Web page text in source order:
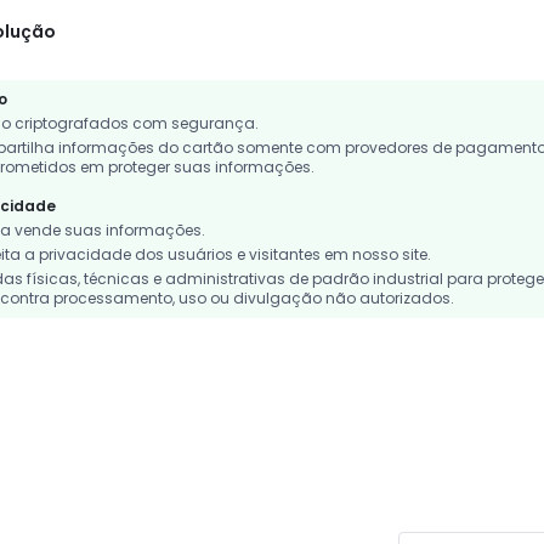
criptografados com segurança.
informações do cartão somente com provedores de
em proteger suas informações.
vende suas informações.
a privacidade dos usuários e visitantes em nosso site.
físicas, técnicas e administrativas de padrão industrial para
processamento, uso ou divulgação não autorizados.